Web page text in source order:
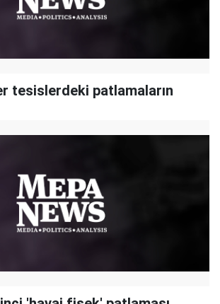
tesislerdeki patlamaların